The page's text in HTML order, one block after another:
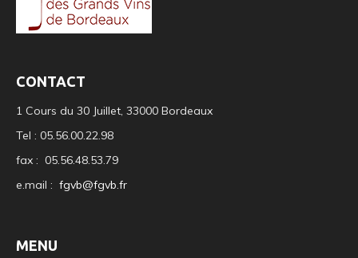
CONTACT
1 Cours du 30 Juillet, 33000 Bordeaux
Tel : 05.56.00.22.98
fax : 05.56.48.53.79
e.mail : fgvb@fgvb.fr
MENU